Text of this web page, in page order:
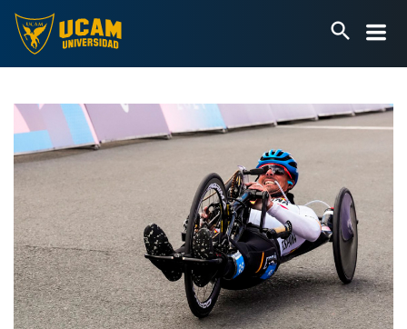
Pasar
contenido
principal